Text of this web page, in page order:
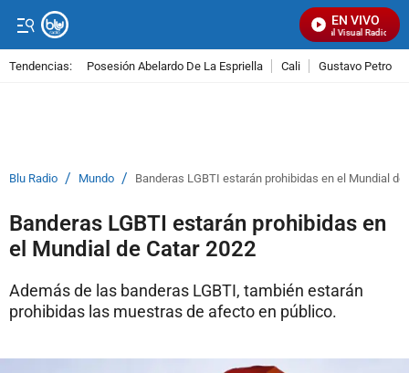
EN VIVO
Señal Visual Radio
Tendencias: Posesión Abelardo De La Espriella Cali Gustavo Petro
Blu Radio / Mundo / Banderas LGBTI estarán prohibidas en el Mundial de
Banderas LGBTI estarán prohibidas en
el Mundial de Catar 2022
Además de las banderas LGBTI, también estarán
prohibidas las muestras de afecto en público.